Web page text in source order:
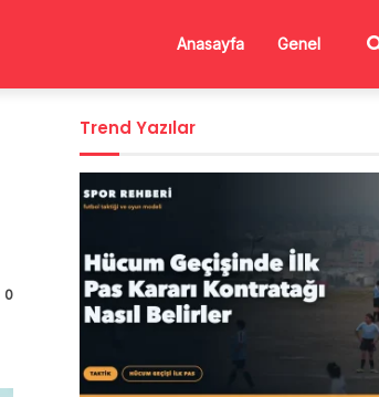
Anasayfa Genel
0
Trend Yazılar